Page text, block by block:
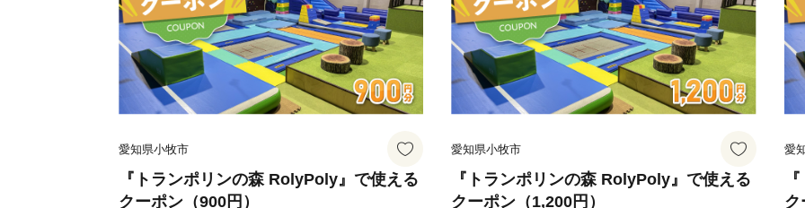
愛知県小牧市
『トランポリンの森 RolyPoly』で使える
クーポン（900円）
愛知県小牧市
『トランポリンの森 RolyPoly』で使える
クーポン（1,200円）
愛
ク